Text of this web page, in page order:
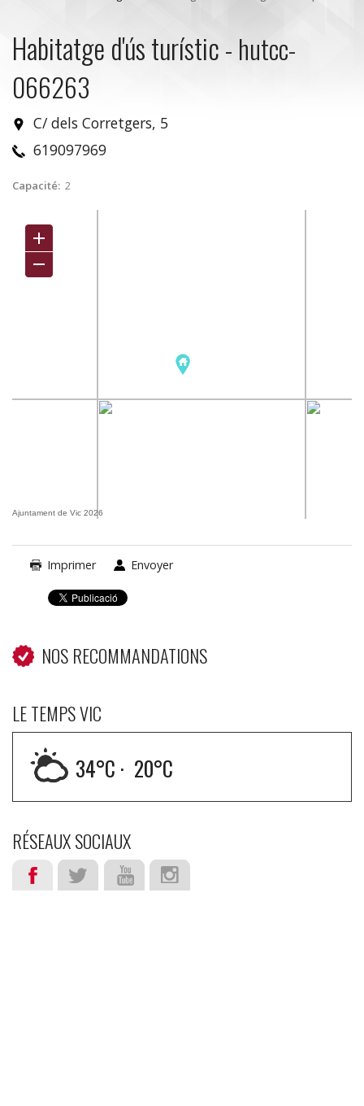
Habitatge d'ús turístic- hutcc-
066263
C/ dels Corretgers, 5
619097969
Capacité: 2
Ajuntament de Vic 2026
Imprimer Envoyer
NOS RECOMMANDATIONS
LE TEMPS VIC
34°C · 20°C
RÉSEAUX SOCIAUX